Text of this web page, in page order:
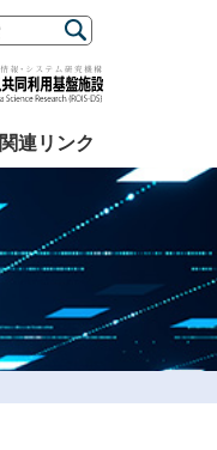
関連リンク